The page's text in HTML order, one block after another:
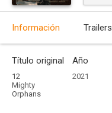
Información Trailers
Título original
12
Mighty
Orphans
Año
2021